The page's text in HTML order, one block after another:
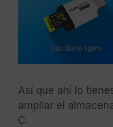
Así que ahí lo
ampliar el
C.